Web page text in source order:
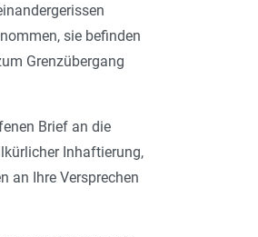
sie befinden
Gren­­z­übergang
Brief an die
Inhaftierung,
an Ihre Versprechen